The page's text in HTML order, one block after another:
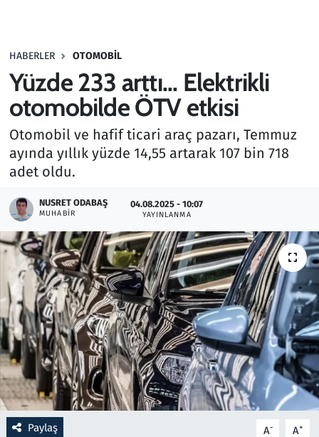
HABERLER OTOMOBIL
Yüzde 233 arttı... Elektrikli
otomobilde ÖTV etkisi
Otomobil ve hafif ticari araç pazarı, Temmuz
ayında yıllık yüzde 14,55 artarak 107 bin 718
adet oldu.
NUSRET ODABAŞ
MUHABIR
04.08.2025 - 10:07
YAYINLANMA
Paylaş A- A+
Haber
Kültür Sanat
Kurumsal Haberler
Lezzet Durağı
Memur ve Kamu
Otomobil
Oyun
Ramazan
Resmi İlanlar
Rüya Tabirleri
Sağlık